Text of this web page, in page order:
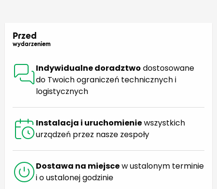
Przed
wydarzeniem
Indywidualne doradztwo dostosowane
do Twoich ograniczeń technicznych i
logistycznych
Instalacja i uruchomieniewszystkich
urządzeń przez nasze zespoły
Dostawa na miejscew ustalonym terminie
i o ustalonej godzinie